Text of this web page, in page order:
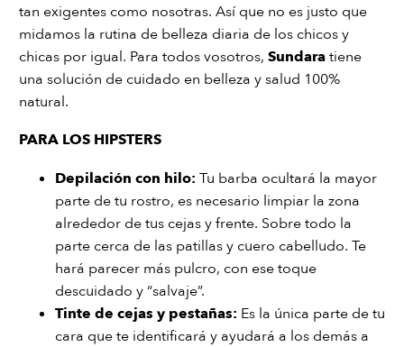
tan exigentes como nosotras. Así que no es justo que
midamos la rutina de belleza diaria de los chicos y
chicas por igual. Para todos vosotros, Sundaratiene
una solución de cuidado en belleza y salud 100%
natural.
PARA LOS HIPSTERS
Depilación con hilo: Tu barba ocultará la mayor
parte de tu rostro, es necesario limpiar la zona
alrededor de tus cejas y frente. Sobre todo la
parte cerca de las patillas y cuero cabelludo. Te
hará parecer más pulcro, con ese toque
descuidado y “salvaje”.
Tinte de cejas y pestañas: Es la única parte de tu
cara que te identificará y ayudará a los demás a